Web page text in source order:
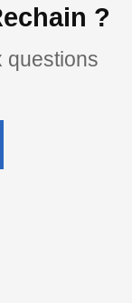
?
questions